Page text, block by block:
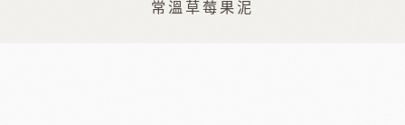
常溫草莓果泥